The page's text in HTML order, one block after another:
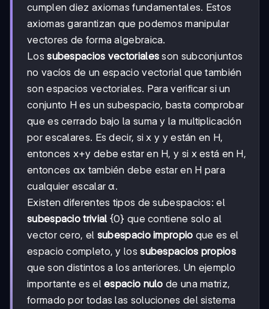
cumplen diez axiomas fundamentales. Estos
axiomas garantizan que podemos manipular
vectores de forma algebraica.
Lossubespacios vectoriales son subconjuntos
no vacíos de un espacio vectorial que también
son espacios vectoriales. Para verificar si un
conjunto H es un subespacio, basta comprobar
que es cerrado bajo la suma y la multiplicación
por escalares. Es decir, si x y y están en H,
entonces x+y debe estar en H, y si x está en H,
entonces αx también debe estar en H para
cualquier escalar α.
Existen diferentes tipos de subespacios: el
subespacio trivial {0} que contiene solo al
vector cero, el subespacio impropio que es el
espacio completo, y lossubespacios propios
que son distintos a los anteriores. Un ejemplo
importante es elespacio nulo de una matriz,
formado por todas las soluciones del sistema